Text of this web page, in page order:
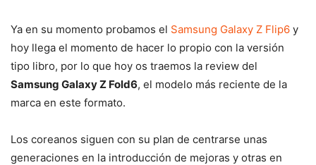
Ya en su momento probamos el Samsung Galaxy Z Flip6 y
hoy llega el momento de hacer lo propio con la versión
tipo libro, por lo que hoy os traemos la review del
Samsung Galaxy Z Fold6, el modelo más reciente de la
marca en este formato.
Los coreanos siguen con su plan de centrarse unas
generaciones en la introducción de mejoras y otras en